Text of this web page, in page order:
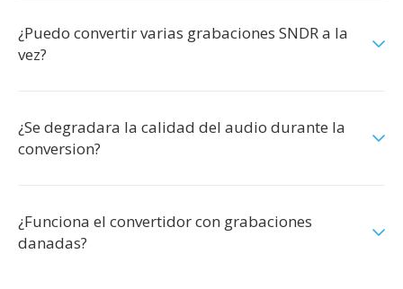
¿Puedo convertir varias grabaciones SNDR a la
vez?
¿Se degradara la calidad del audio durante la
conversion?
¿Funciona el convertidor con grabaciones
danadas?